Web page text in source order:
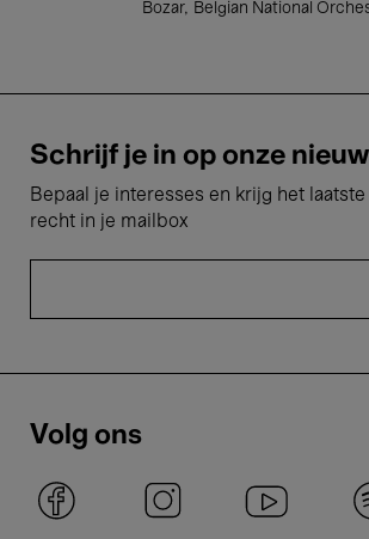
Bozar Belgian National
Schrijf je in op onze
Bepaal je interesses en krijg het
recht in je mailbox
Volg ons